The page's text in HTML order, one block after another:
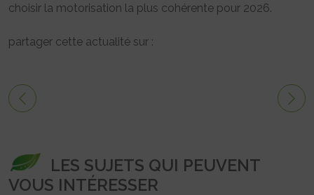
choisir la motorisation la plus cohérente pour 2026.
partager cette actualité sur :
LES SUJETS QUI PEUVENT
VOUS INTÉRESSER